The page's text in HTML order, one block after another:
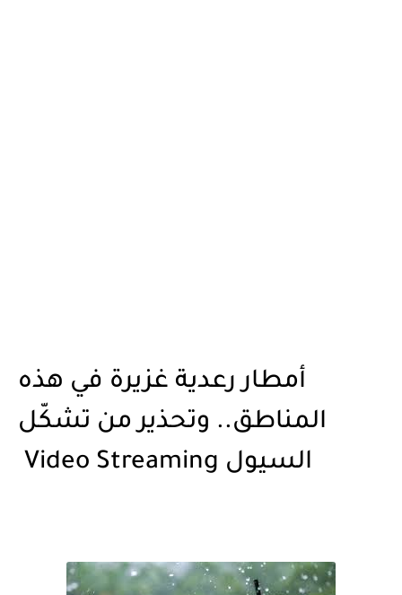
أمطار رعدية غزيرة في هذه
المناطق.. وتحذير من تشكّل
السيول Video Streaming